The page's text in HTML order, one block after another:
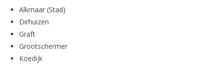
Alkmaar (Stad)
Dirhuizen
Graft
Grootschermer
Koedijk